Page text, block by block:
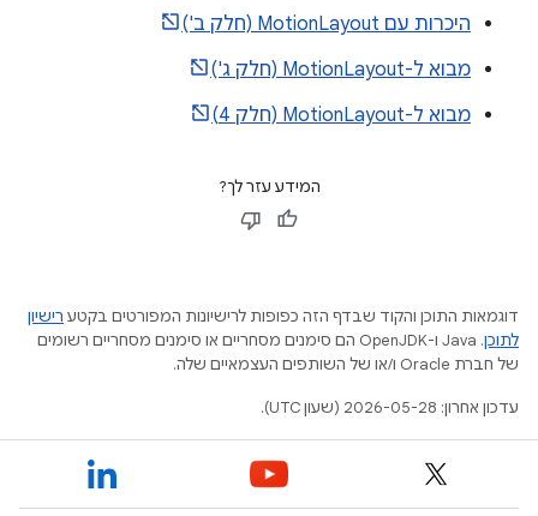
היכרות עם MotionLayout (חלק ב')
מבוא ל-MotionLayout (חלק ג')
מבוא ל-MotionLayout (חלק 4)
המידע עזר לך?
דוגמאות התוכן והקוד שבדף הזה כפופות לרישיונות המפורטים בקטע רישיון
לתוכן
.‏ Java ו-OpenJDK הם סימנים מסחריים או סימנים מסחריים רשומים
של חברת Oracle ו/או של השותפים העצמאיים שלה.
עדכון אחרון: 2026-05-28 (שעון UTC).